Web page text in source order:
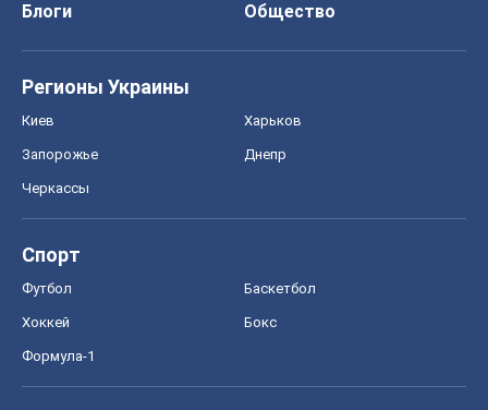
Блоги
Общество
Регионы Украины
Киев Харьков
Запорожье Днепр
Черкассы
Спорт
Футбол Баскетбол
Хоккей Бокс
Формула-1